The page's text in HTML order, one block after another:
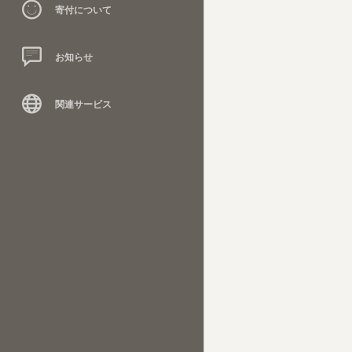
寄付について
お知らせ
関連サービス